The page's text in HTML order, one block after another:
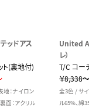
ッドアス
ト(裏地付)
地：ナイロン
面：アクリル
United
レ）
T/C コー
￥8,338～
全3色 / サ
ル65%、